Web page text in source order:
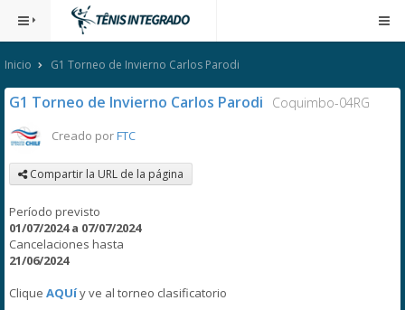
Inicio G1 Torneo de Invierno Carlos Parodi
G1 Torneo de Invierno Carlos Parodi Coquimbo-04RG
Creado porFTC
Compartir la URL de la página
Período previsto
01/07/2024 a 07/07/2024
Cancelaciones hasta
21/06/2024
Clique AQUíy ve al torneo clasificatorio